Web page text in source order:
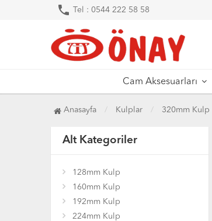
phone Tel : 0544 222 58 58
Cam Aksesuarları
Anasayfa Kulplar 320mm Kulp
Alt Kategoriler
128mm Kulp
160mm Kulp
192mm Kulp
224mm Kulp